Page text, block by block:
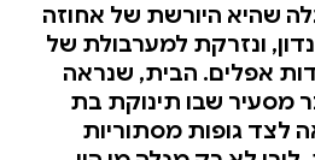
מגלה שהיא היורשת של אחוזה
ונזרקת למערבולת של
אפלים. הבית, שנראה
מסעיר שבו תינוקת בת
לצד גופות מסתוריות